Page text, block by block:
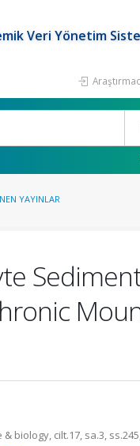
Veri Yönetim
YAYINLAR
biology, cilt.17, sa.3,